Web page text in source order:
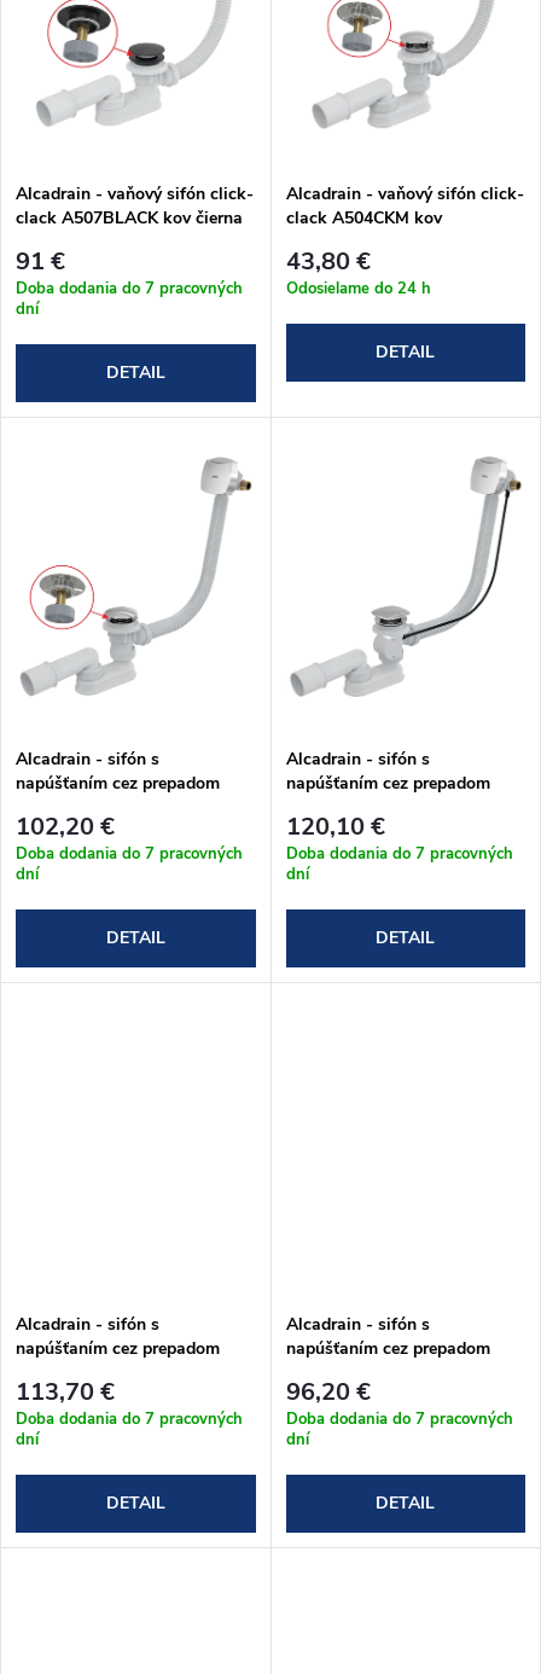
p
r
o
d
t
o
v
p
r
o
d
u
o
v
Alcadrain - vaňový sifón click-
clack A507BLACK kov čierna
91 €
Doba dodania do 7 pracovných
dní
DETAIL
Alcadrain - vaňový sifón click-
clack A504CKM kov
43,80 €
Odosielame do 24 h
DETAIL
Alcadrain - sifón s
napúšťaním cez prepadom
102,20 €
Doba dodania do 7 pracovných
dní
DETAIL
Alcadrain - sifón s
napúšťaním cez prepadom
120,10 €
Doba dodania do 7 pracovných
dní
DETAIL
Alcadrain - sifón s
napúšťaním cez prepadom
113,70 €
Doba dodania do 7 pracovných
dní
DETAIL
Alcadrain - sifón s
napúšťaním cez prepadom
96,20 €
Doba dodania do 7 pracovných
dní
DETAIL